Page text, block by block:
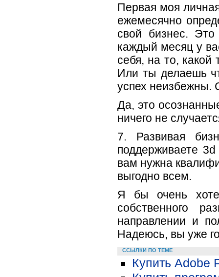
Первая моя
ежемесячно
свой бизнес.
каждый месяц у
себя, на то, какой
Или ты делаешь
успех неизбежны.
Да, это
ничего не
7. Развивая
поддерживаете
вам нужна
выгодно всем.
Я бы очень
собственного
направлении и
Надеюсь, вы уже
ССЫЛКИ ПО ТЕМЕ
Купить Adobe